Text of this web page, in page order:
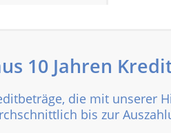
10 Jahren
die mit unserer
bis zur